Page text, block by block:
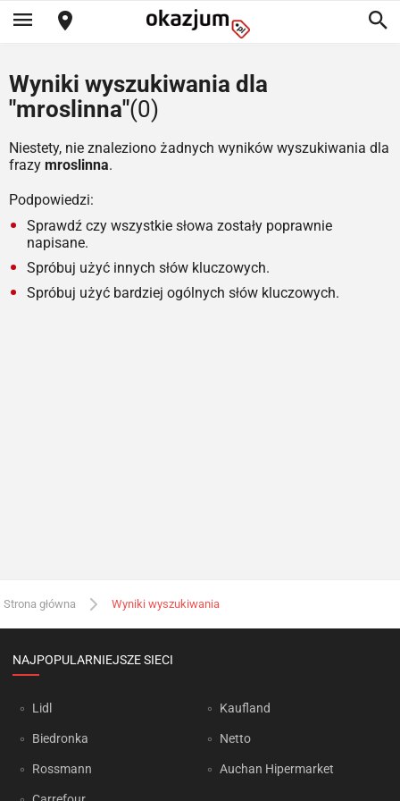
Wyniki wyszukiwania dla
"mroslinna"(0)
Niestety, nie znaleziono żadnych wyników wyszukiwania dla
frazy mroslinna.
Podpowiedzi:
Sprawdź czy wszystkie słowa zostały poprawnie
napisane.
Spróbuj użyć innych słów kluczowych.
Spróbuj użyć bardziej ogólnych słów kluczowych.
Strona główna Wyniki wyszukiwania
NAJPOPULARNIEJSZE SIECI
Lidl
Biedronka
Rossmann
Kaufland
Netto
Auchan Hipermarket